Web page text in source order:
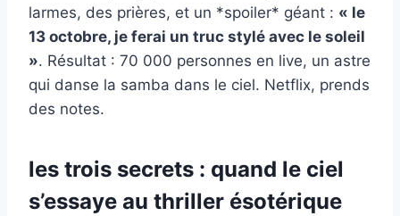
larmes, des prières, et un *spoiler* géant : « le
13 octobre, je ferai un truc stylé avec le soleil
». Résultat : 70 000 personnes en live, un astre
qui danse la samba dans le ciel. Netflix, prends
des notes.
les trois secrets : quand le ciel
s’essaye au thriller ésotérique